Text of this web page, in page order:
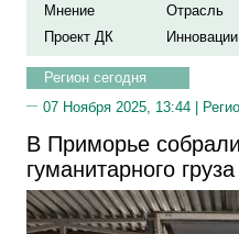
Мнение
Отрасль
Проект ДК
Инновации
Регион сегодня
07 Ноября 2025, 13:44 |
В Приморье
гуманитарного